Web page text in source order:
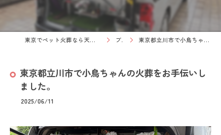
東京でペット火葬なら天国への扉 ペットメモリアル東京西 ブログ 東京都立川市で小鳥ちゃんの火葬をお手伝いしました。
東京都立川市で小鳥ちゃんの火葬をお手伝いし
ました。
2025/06/11